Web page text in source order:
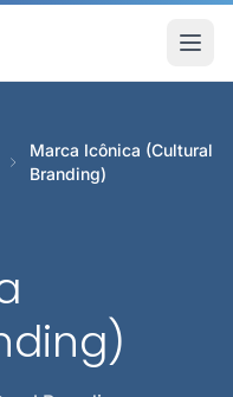
Marca Icônica (Cultural
Branding)